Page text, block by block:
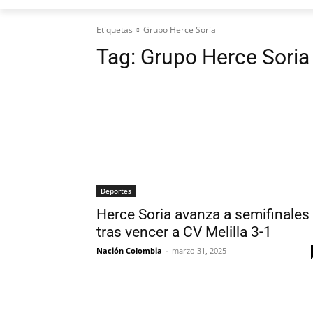
Etiquetas Grupo Herce Soria
Tag: Grupo Herce Soria
Deportes
Herce Soria avanza a semifinales
tras vencer a CV Melilla 3-1
Nación Colombia - marzo 31, 2025